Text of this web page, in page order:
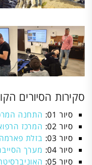
סקירות הסיורים
סיור 01:
התחנה
סיור 02:
המרכז
סיור 03:
בזלת פארמה
סיור 04:
מערך
סיור 05: